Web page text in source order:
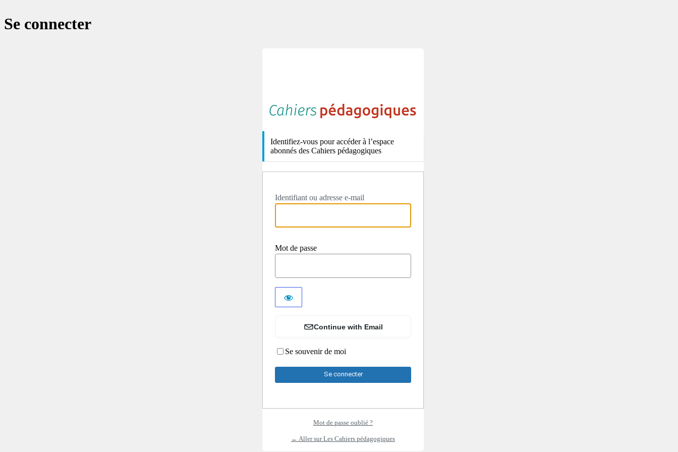
Se connecter
Identifiez-vous pour accéder à l’espace
abonnés des Cahiers pédagogiques
Identifiant ou adresse e-mail
Mot de passe
Continue with Email
Se souvenir de moi
Mot de passe oublié ?
← Aller sur Les Cahiers pédagogiques